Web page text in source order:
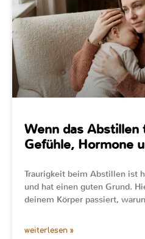
Wenn das Abstillen
Gefühle, Hormone
Traurigkeit beim Abstillen ist
und hat einen guten Grund.
deinem Körper passiert,
weiterlesen »